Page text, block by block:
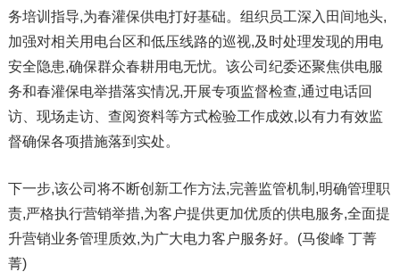
务培训指导,为春灌保供电打好基础。组织员工深入田间地头,
加强对相关用电台区和低压线路的巡视,及时处理发现的用电
安全隐患,确保群众春耕用电无忧。该公司纪委还聚焦供电服
务和春灌保电举措落实情况,开展专项监督检查,通过电话回
访、现场走访、查阅资料等方式检验工作成效,以有力有效监
督确保各项措施落到实处。
下一步,该公司将不断创新工作方法,完善监管机制,明确管理职
责,严格执行营销举措,为客户提供更加优质的供电服务,全面提
升营销业务管理质效,为广大电力客户服务好。(马俊峰 丁菁
菁)